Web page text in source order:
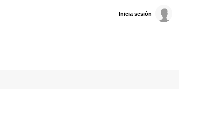
Inicia sesión